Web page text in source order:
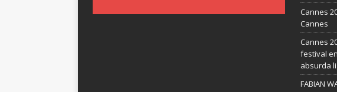
Cannes
Cannes
Cannes
festival
absurda
FABIAN